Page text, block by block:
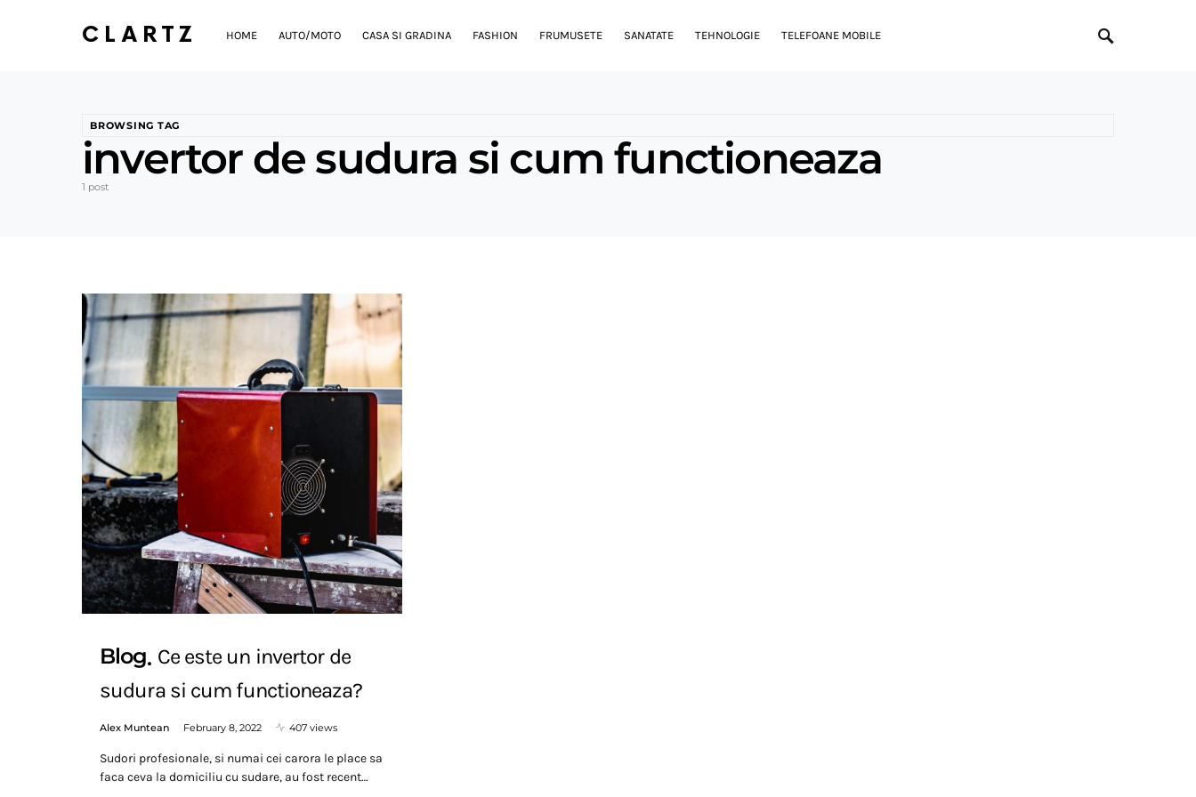
CLARTZ HOME AUTO/MOTO CASA SI GRADINA FASHION FRUMUSETE SANATATE TEHNOLOGIE TELEFOANE MOBILE
BROWSING TAG
invertor de sudura si cum functioneaza
1 post
Blog Ce este un invertor de
sudura si cum functioneaza?
Alex Muntean February 8, 2022 407 views
Sudori profesionale, si numai cei carora le place sa
faca ceva la domiciliu cu sudare, au fost recent…